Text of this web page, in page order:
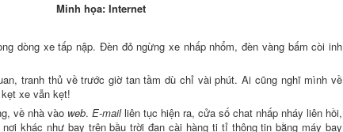
Minh họa: Internet
dòng xe tấp nập. Đèn đỏ ngừng xe nhấp nhổm, đèn vàng bấm còi inh
tranh thủ về trước giờ tan tầm dù chỉ vài phút. Ai cũng nghĩ mình về
xe vẫn kẹt!
về nhà vào web. E-mailliên tục hiện ra, cửa số chat nhấp nháy liên hồi,
khác như bay trên bầu trời đan cài hàng ti tỉ thông tin bằng máy bay